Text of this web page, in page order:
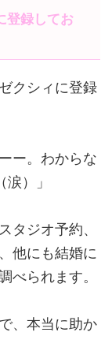
登録してお
クシィに登録
ー。わからな
）」
タジオ予約、
他にも結婚に
べられます。
、本当に助か